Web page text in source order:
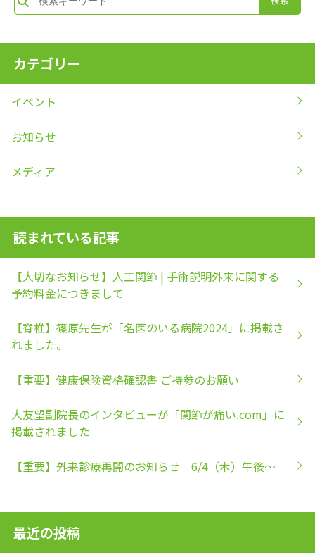
カテゴリー
イベント
お知らせ
メディア
読まれている記事
【大切なお知らせ】人工関節 | 手術説明外来に関する
予約料金につきまして
【脊椎】篠原先生が「名医のいる病院2024」に掲載さ
れました。
【重要】健康保険資格確認書 ご持参のお願い
大友望副院長のインタビューが「関節が痛い.com」に
掲載されました
【重要】外来診療再開のお知らせ 6/4（木）午後～
最近の投稿